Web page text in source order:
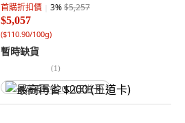
首購折扣價 3%$5,257
$5,057
($110.90/100g)
暫時缺貨
(1)
最高再省 $200 (王道卡)